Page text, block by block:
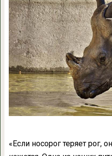
«Если носорог теряет рог,